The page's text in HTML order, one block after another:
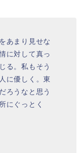
あまり見せな
に対して真っ
る。私もそう
に優しく。東
ろうなと思う
にぐっとく